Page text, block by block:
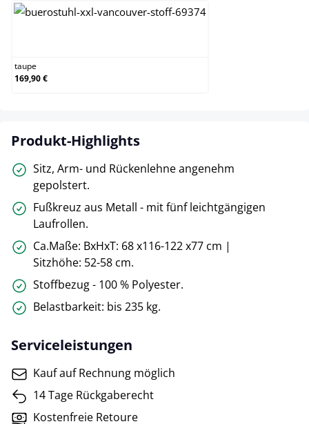
taupe
169,90 €
Produkt-Highlights
Sitz, Arm- und Rückenlehne angenehm
gepolstert.
Fußkreuz aus Metall - mit fünf leichtgängigen
Laufrollen.
Ca.Maße: BxHxT: 68 x116-122 x77 cm |
Sitzhöhe: 52-58 cm.
Stoffbezug - 100 % Polyester.
Belastbarkeit: bis 235 kg.
Serviceleistungen
Kauf auf Rechnung möglich
14 Tage Rückgaberecht
Kostenfreie Retoure